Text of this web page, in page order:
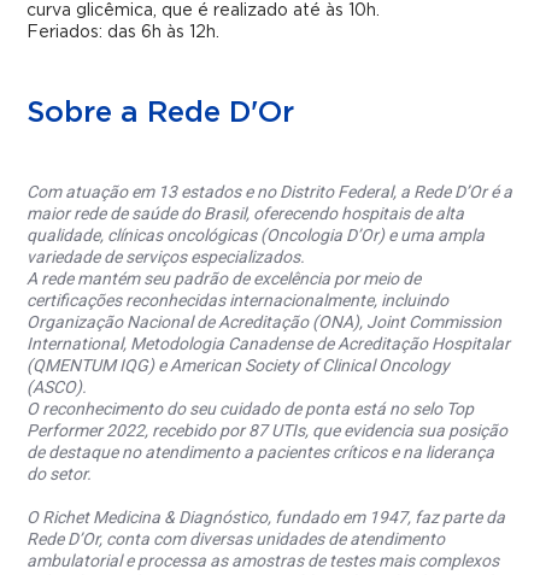
curva glicêmica, que é realizado até às 10h.
Feriados: das 6h às 12h.
Sobre a Rede D'Or
Com atuação em 13 estados e no Distrito Federal, a Rede D’Or é a
maior rede de saúde do Brasil, oferecendo hospitais de alta
qualidade, clínicas oncológicas (Oncologia D’Or) e uma ampla
variedade de serviços especializados.
A rede mantém seu padrão de excelência por meio de
certificações reconhecidas internacionalmente, incluindo
Organização Nacional de Acreditação (ONA), Joint Commission
International, Metodologia Canadense de Acreditação Hospitalar
(QMENTUM IQG) e American Society of Clinical Oncology
(ASCO).
O reconhecimento do seu cuidado de ponta está no selo Top
Performer 2022, recebido por 87 UTIs, que evidencia sua posição
de destaque no atendimento a pacientes críticos e na liderança
do setor.
O Richet Medicina & Diagnóstico, fundado em 1947, faz parte da
Rede D’Or, conta com diversas unidades de atendimento
ambulatorial e processa as amostras de testes mais complexos